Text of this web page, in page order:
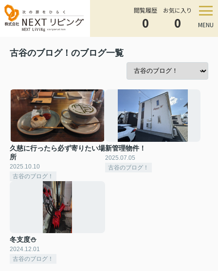
閲覧履歴
0
お気に入り
0 MENU
古谷のブログ！のブログ一覧
久慈に行ったら必ず寄りたい場
所
2025.10.10
古谷のブログ！
新管理物件！
2025.07.05
古谷のブログ！
冬支度⛄
2024.12.01
古谷のブログ！